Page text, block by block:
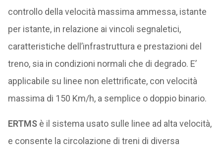
controllo della velocità massima ammessa, istante
per istante, in relazione ai vincoli segnaletici,
caratteristiche dell’infrastruttura e prestazioni del
treno, sia in condizioni normali che di degrado. E’
applicabile su linee non elettrificate, con velocità
massima di 150 Km/h, a semplice o doppio binario.
ERTMSè il sistema usato sulle linee ad alta velocità,
e consente la circolazione di treni di diversa